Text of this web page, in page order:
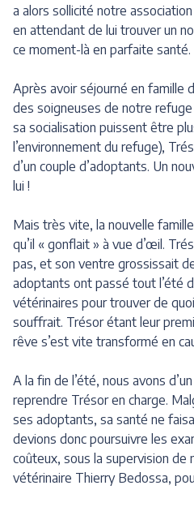
a alors sollicité notre
en attendant de lui trouver un
ce moment-là en parfaite santé.
Après avoir séjourné en famille
des soigneuses de notre
sa socialisation puissent être
l’environnement du refuge),
d’un couple d’adoptants. Un
lui !
Mais très vite, la nouvelle
qu’il « gonflait » à vue d’œil.
pas, et son ventre grossissait
adoptants ont passé tout l’été
vétérinaires pour trouver de
souffrait. Trésor étant leur
rêve s’est vite transformé en
A la fin de l’été, nous avons
reprendre Trésor en charge.
ses adoptants, sa santé ne
devions donc poursuivre les
coûteux, sous la supervision
vétérinaire Thierry Bedossa,